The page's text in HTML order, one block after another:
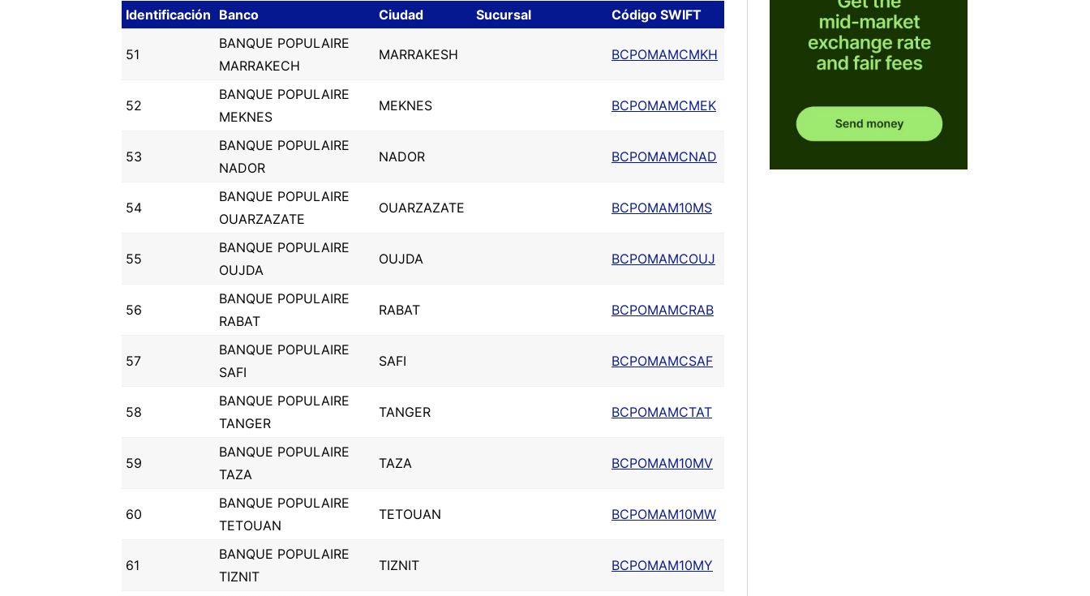
Identificación Banco Ciudad Sucursal Código SWIFT
51
BANQUE POPULAIRE
MARRAKECH
MARRAKESH BCPOMAMCMKH
52
BANQUE POPULAIRE
MEKNES
MEKNES BCPOMAMCMEK
53
BANQUE POPULAIRE
NADOR
NADOR BCPOMAMCNAD
54
BANQUE POPULAIRE
OUARZAZATE
OUARZAZATE BCPOMAM10MS
55
BANQUE POPULAIRE
OUJDA
OUJDA BCPOMAMCOUJ
56
BANQUE POPULAIRE
RABAT
RABAT BCPOMAMCRAB
57
BANQUE POPULAIRE
SAFI
SAFI BCPOMAMCSAF
58
BANQUE POPULAIRE
TANGER
TANGER BCPOMAMCTAT
59
BANQUE POPULAIRE
TAZA
TAZA BCPOMAM10MV
60
BANQUE POPULAIRE
TETOUAN
TETOUAN BCPOMAM10MW
61
BANQUE POPULAIRE
TIZNIT
TIZNIT BCPOMAM10MY